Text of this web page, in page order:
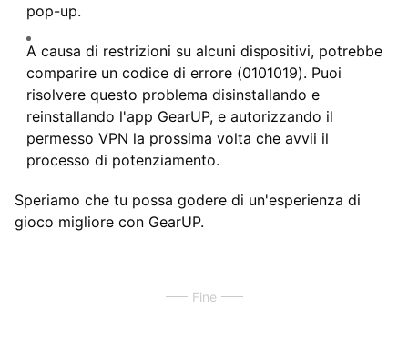
pop-up.
A causa di restrizioni su alcuni dispositivi, potrebbe
comparire un codice di errore (0101019). Puoi
risolvere questo problema disinstallando e
reinstallando l'app GearUP, e autorizzando il
permesso VPN la prossima volta che avvii il
processo di potenziamento.
Speriamo che tu possa godere di un'esperienza di
gioco migliore con GearUP.
Fine